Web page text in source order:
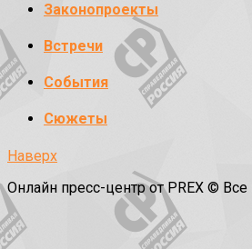
Законопроекты
Встречи
События
Сюжеты
Наверх
Онлайн пресс-центр от PREX ©